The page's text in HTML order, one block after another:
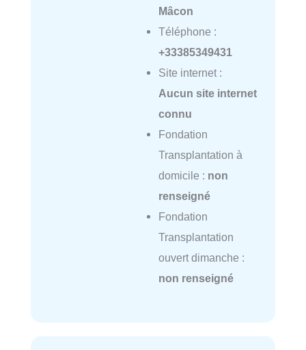
Mâcon
Téléphone :
+33385349431
Site internet :
Aucun site internet
connu
Fondation
Transplantation à
domicile : non
renseigné
Fondation
Transplantation
ouvert dimanche :
non renseigné